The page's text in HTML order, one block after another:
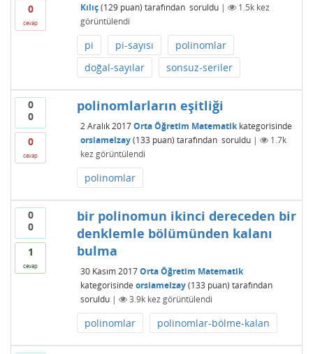
0
cevap
Kılıç (129puan) tarafından soruldu | 1.5kkez
görüntülendi
pi pi-sayısı
polinomlar
doğal-sayılar
sonsuz-seriler
0
0
0
cevap
polinomlarların eşitliği
2 Aralık 2017 Orta Öğretim Matematikkategorisinde
orsiamelzay (133 puan) tarafından soruldu |
1.7k
kez görüntülendi
polinomlar
0
0
1
cevap
bir polinomun ikinci dereceden bir
denklemle bölümünden kalanı
bulma
30 Kasım 2017 Orta Öğretim Matematik
kategorisinde orsiamelzay (133 puan) tarafından
soruldu | 3.9kkez görüntülendi
polinomlar polinomlar-bölme-kalan